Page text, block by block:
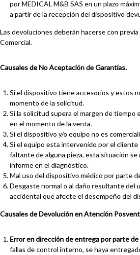
por MEDICAL M&B SAS en un plazo
a partir de la recepción del dispositivo
Las devoluciones deberán hacerse con
Comercial.
Causales de No Aceptación de Garantías.
Si el dispositivo tiene accesorios y estos
momento de la solicitud.
Si la solicitud supera el margen de tiempo
en el momento de la venta.
Si el dispositivo y/o equipo no es
Si el equipo esta intervenido por el
faltante de alguna pieza, esta situación
informe en el diagnóstico.
Mal uso del dispositivo médico por parte
Desgaste normal o al daño resultante del
accidental que afecte el desempeño del
Causales de Devolución en Atención
Error en dirección de entrega por parte de
fallas de control interno, se haya